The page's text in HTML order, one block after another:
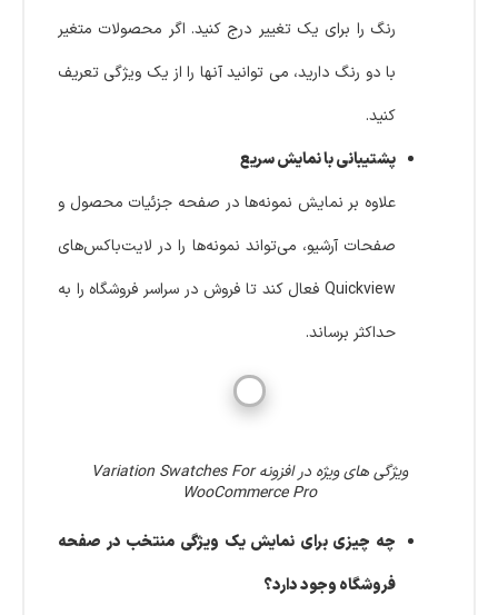
رنگ را برای یک تغییر درج کنید. اگر محصولات متغیر
با دو رنگ دارید، می توانید آنها را از یک ویژگی تعریف
کنید.
پشتیبانی با نمایش سریع
علاوه بر نمایش نمونه‌ها در صفحه جزئیات محصول و
صفحات آرشیو، می‌تواند نمونه‌ها را در لایت‌باکس‌های
Quickview فعال کند تا فروش در سراسر فروشگاه را به
حداکثر برساند.
ویژگی های ویژه در افزونه Variation Swatches For
WooCommerce Pro
چه چیزی برای نمایش یک ویژگی منتخب در صفحه
فروشگاه وجود دارد؟